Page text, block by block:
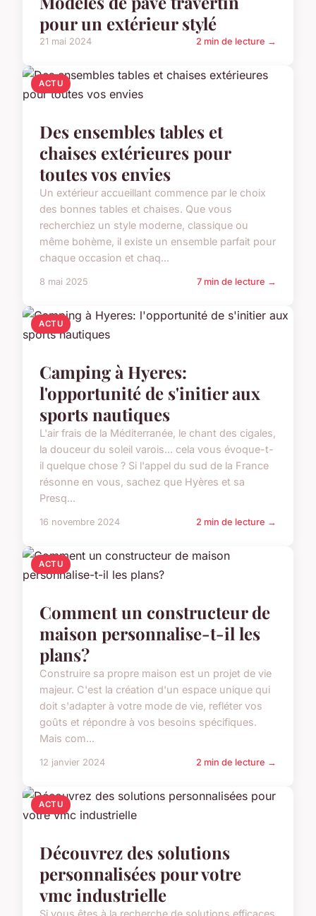
pour un extérieur stylé
21 mai 2024 2 min de lecture →
ACTU
Des ensembles tables et
chaises extérieures pour
toutes vos envies
Un extérieur accueillant commence par le choix
des bonnes tables et chaises. Que vous
recherchiez un style moderne, classique ou
même bohème, il existe un ensemble parfait pour
chaque occasion et chaq...
8 mai 2025 7 min de lecture →
ACTU
Camping à Hyeres:
l'opportunité de s'initier aux
sports nautiques
L'air frais de la Méditerranée, le chant des cigales,
la douceur du soleil varois... cela vous évoque-t-
il quelque chose ? Si l'appel du sud de la France
résonne en vous, sachez que Hyères et sa
Presq...
16 novembre 2024 2 min de lecture →
ACTU
Comment un constructeur de
maison personnalise-t-il les
plans?
Construire sa propre maison est un projet de vie
majeur. C'est la création d'un espace unique qui
doit s'adapter à votre mode de vie, refléter vos
goûts et répondre à vos besoins spécifiques.
Mais com...
12 janvier 2024 2 min de lecture →
ACTU
Découvrez des solutions
personnalisées pour votre
vmc industrielle